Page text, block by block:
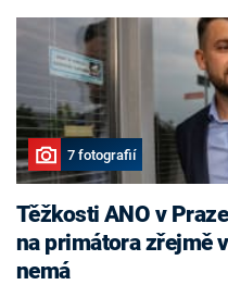
7 fotografií
Těžkosti ANO v
na primátora zřejmě
nemá